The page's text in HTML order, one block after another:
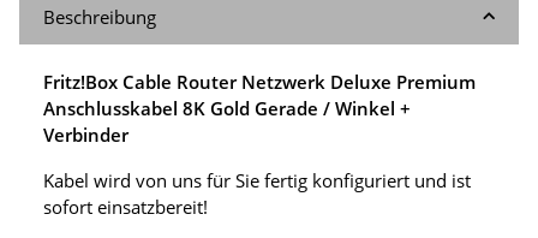
Beschreibung
Fritz!Box Cable Router Netzwerk Deluxe Premium
Anschlusskabel 8K Gold Gerade / Winkel +
Verbinder
Kabel wird von uns für Sie fertig konfiguriert und ist
sofort einsatzbereit!